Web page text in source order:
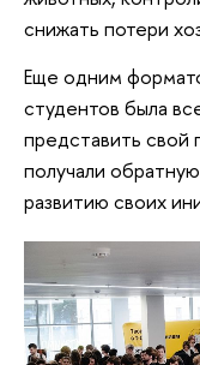
снижать потери
Еще одним
студентов была
представить свой
получали
развитию своих